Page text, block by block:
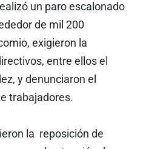
un paro escalonado
de mil 200
exigieron la
entre ellos el
y denunciaron el
trabajadores.
la reposición de